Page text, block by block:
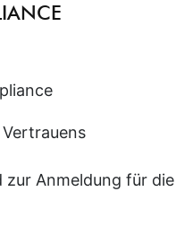
Anmeldung für die